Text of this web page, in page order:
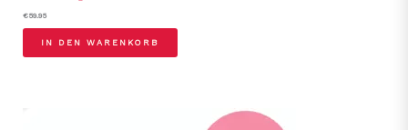
€59.95
IN DEN WARENKORB